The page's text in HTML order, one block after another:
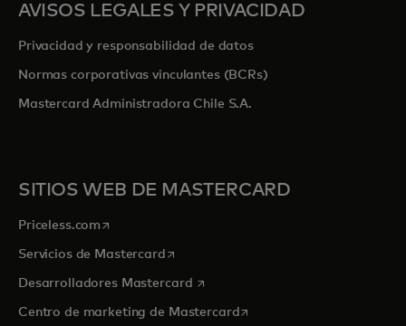
AVISOS LEGALES Y PRIVACIDAD
Privacidad y responsabilidad de datos
Normas corporativas vinculantes (BCRs)
Mastercard Administradora Chile S.A.
SITIOS WEB DE MASTERCARD
Priceless.com se abre en una pestaña nueva
Servicios de Mastercardse abre en una pestaña nueva
Desarrolladores Mastercard se abre en una pestaña nueva
Centro de marketing de Mastercardse abre en una pestaña